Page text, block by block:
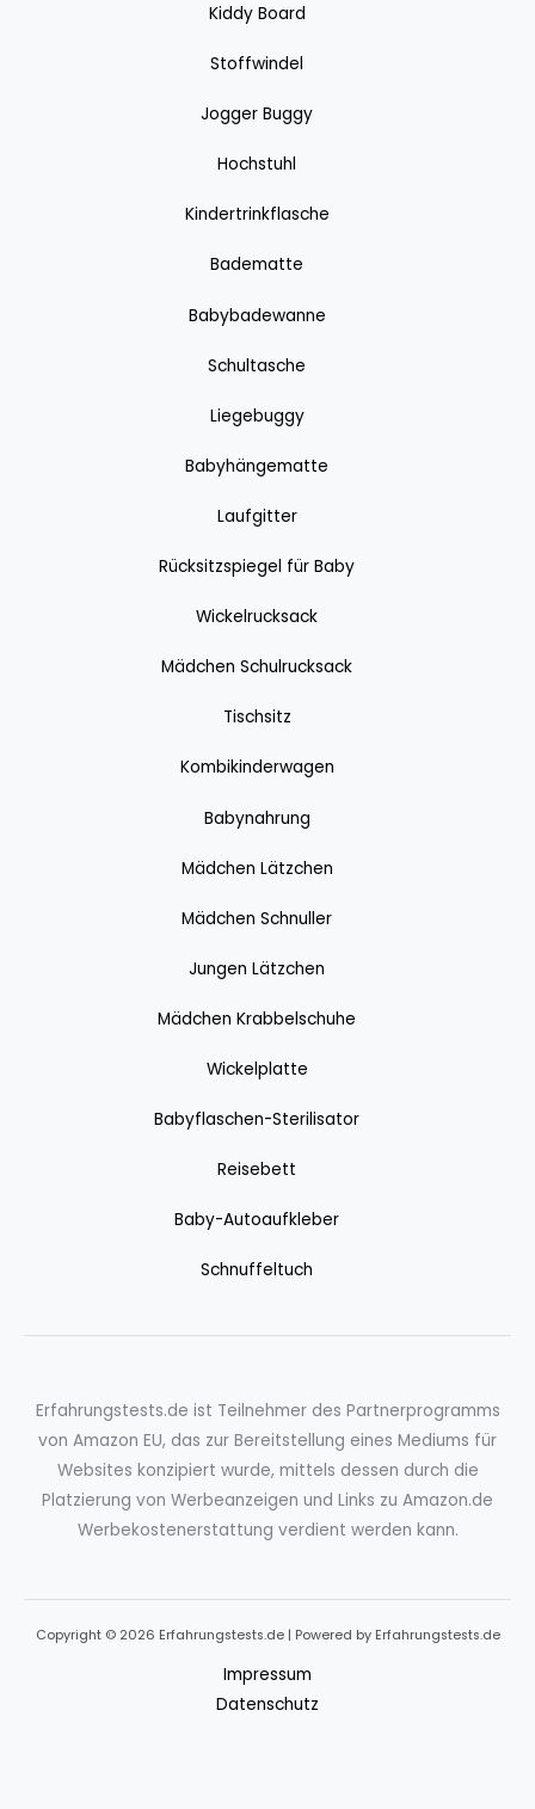
Kiddy Board
Stoffwindel
Jogger Buggy
Hochstuhl
Kindertrinkflasche
Badematte
Babybadewanne
Schultasche
Liegebuggy
Babyhängematte
Laufgitter
Rücksitzspiegel für Baby
Wickelrucksack
Mädchen Schulrucksack
Tischsitz
Kombikinderwagen
Babynahrung
Mädchen Lätzchen
Mädchen Schnuller
Jungen Lätzchen
Mädchen Krabbelschuhe
Wickelplatte
Babyflaschen-Sterilisator
Reisebett
Baby-Autoaufkleber
Schnuffeltuch
Erfahrungstests.de ist Teilnehmer des Partnerprogramms
von Amazon EU, das zur Bereitstellung eines Mediums für
Websites konzipiert wurde, mittels dessen durch die
Platzierung von Werbeanzeigen und Links zu Amazon.de
Werbekostenerstattung verdient werden kann.
Copyright © 2026 Erfahrungstests.de | Powered by Erfahrungstests.de
Impressum
Datenschutz